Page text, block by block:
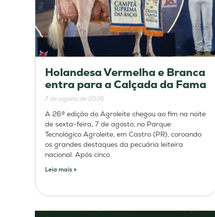
Holandesa Vermelha e Branca
entra para a Calçada da Fama
7 de agosto de 2026
A 26ª edição do Agroleite chegou ao fim na noite
de sexta-feira, 7 de agosto, no Parque
Tecnológico Agroleite, em Castro (PR), coroando
os grandes destaques da pecuária leiteira
nacional. Após cinco
Leia mais »